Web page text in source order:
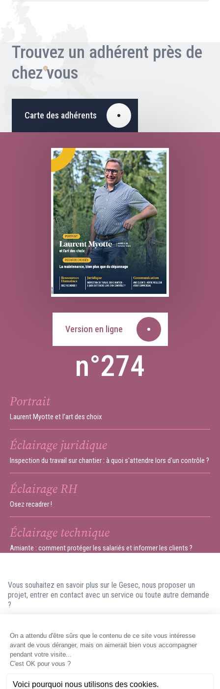
Trouvez un adhérent près de
chez vous
Carte des adhérents
Version en ligne
n°274
Portrait
Laurent Myotte et l’art des choix
Éclairage juridique
Inspection du travail sur chantier : à quoi s'attendre lors d'un contrôle ?
Éclairage RH
Osez recadrer !
Éclairage technique
Amiante : comment protéger les salariés et informer les clients ?
Vous souhaitez en savoir plus sur le Gesec, nous proposer un
projet, entrer en contact avec un service ou toute autre demande
?
répondre dans les meilleurs délais.